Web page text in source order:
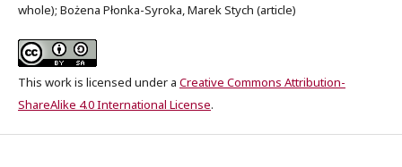
whole); Bożena Płonka-Syroka, Marek Stych (article)
This work is licensed under a Creative Commons Attribution-
ShareAlike 4.0 International License.